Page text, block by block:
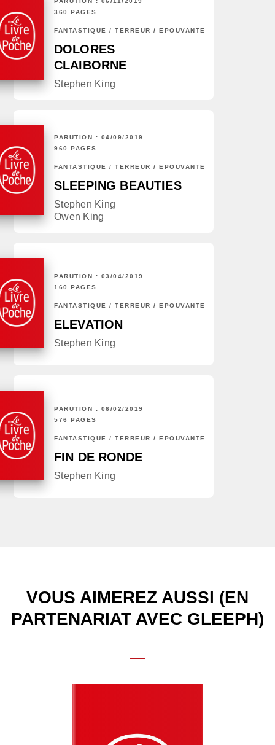
360 PAGES
FANTASTIQUE / TERREUR / EPOUVANTE
DOLORES
CLAIBORNE
Stephen King
PARUTION : 04/09/2019
960 PAGES
FANTASTIQUE / TERREUR / EPOUVANTE
SLEEPING BEAUTIES
Stephen King
Owen King
PARUTION : 03/04/2019
160 PAGES
FANTASTIQUE / TERREUR / EPOUVANTE
ELEVATION
Stephen King
PARUTION : 06/02/2019
576 PAGES
FANTASTIQUE / TERREUR / EPOUVANTE
FIN DE RONDE
Stephen King
VOUS AIMEREZ AUSSI (EN
PARTENARIAT AVEC GLEEPH)